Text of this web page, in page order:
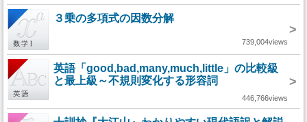
３乗の多項式の因数分解
>
739,004views
英語「good,bad,many,much,little」の比較級
と最上級～不規則変化する形容詞
>
446,766views